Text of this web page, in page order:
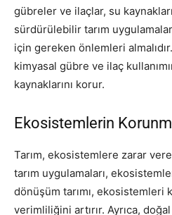
gübreler ve ilaçlar, su
sürdürülebilir tarım
için gereken önlemleri
kimyasal gübre ve ilaç
kaynaklarını korur.
Ekosistemlerin
Tarım, ekosistemlere zarar
tarım uygulamaları,
dönüşüm tarımı, ekosistemleri
verimliliğini artırır. Ayrıca,